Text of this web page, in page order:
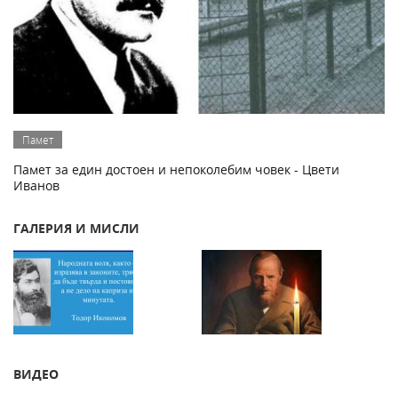
Памет
Памет за един достоен и непоколебим човек - Цвети
Иванов
ГАЛЕРИЯ И МИСЛИ
ВИДЕО